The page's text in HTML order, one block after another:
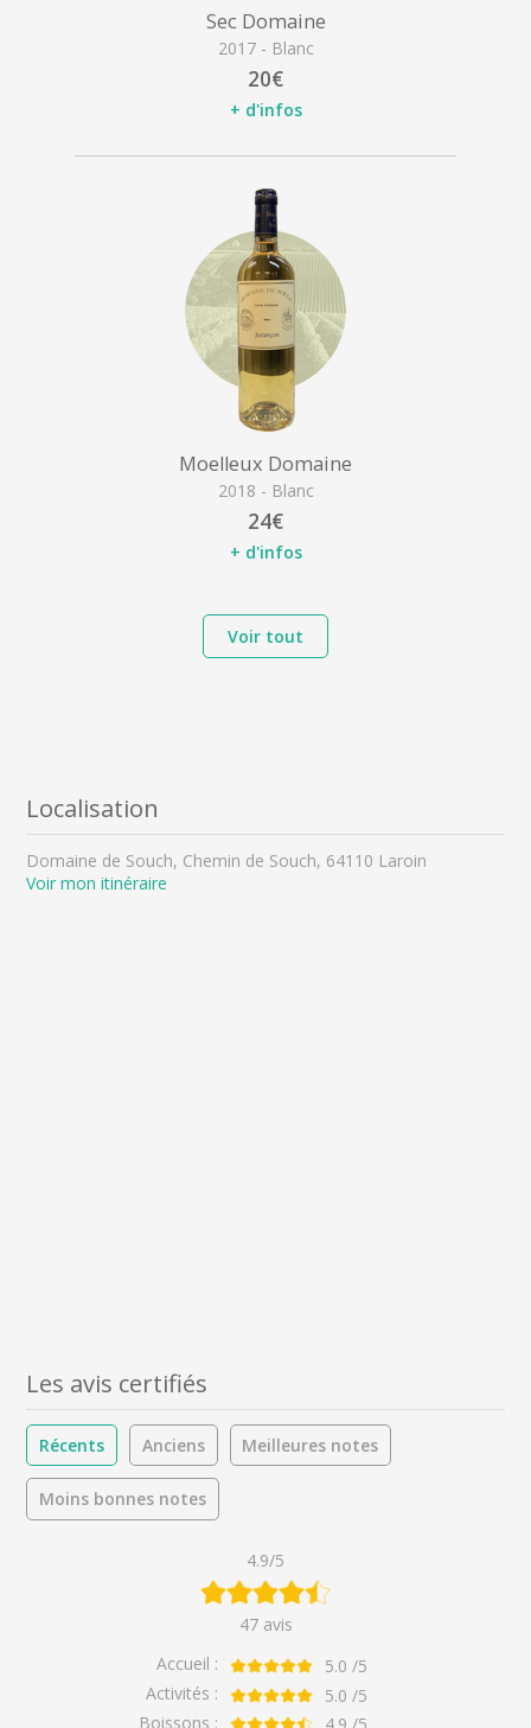
Sec Domaine
2017 - Blanc
20€
+ d'infos
Moelleux Domaine
2018 - Blanc
24€
+ d'infos
Voir tout
Localisation
Domaine de Souch, Chemin de Souch, 64110 Laroin
Voir mon itinéraire
Les avis certifiés
Récents Anciens Meilleures notes
Moins bonnes notes
4.9/5
47 avis
Accueil :
5.0 /5
Activités :
5.0 /5
Boissons :